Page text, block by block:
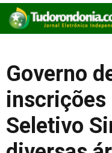
Governo
inscrições
Seletivo